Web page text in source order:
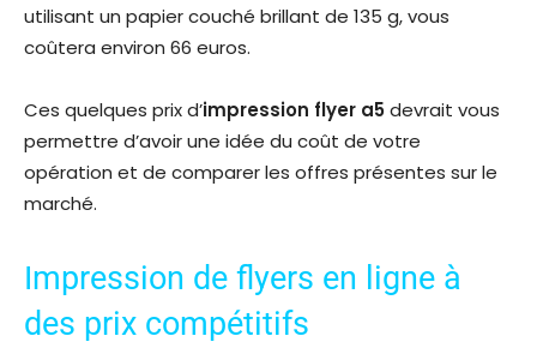
utilisant un papier couché brillant de 135 g, vous
coûtera environ 66 euros.
Ces quelques prix d’impression flyer a5devrait vous
permettre d’avoir une idée du coût de votre
opération et de comparer les offres présentes sur le
marché.
Impression de flyers en ligne à
des prix compétitifs